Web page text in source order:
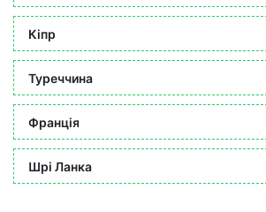
Кіпр
Туреччина
Франція
Шрі Ланка